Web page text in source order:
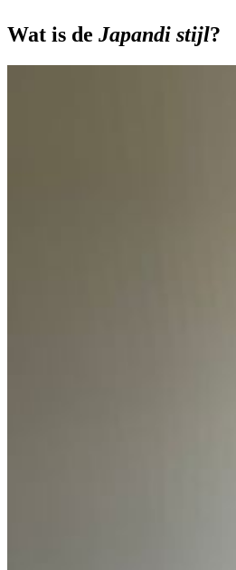
Wat is de Japandi stijl?